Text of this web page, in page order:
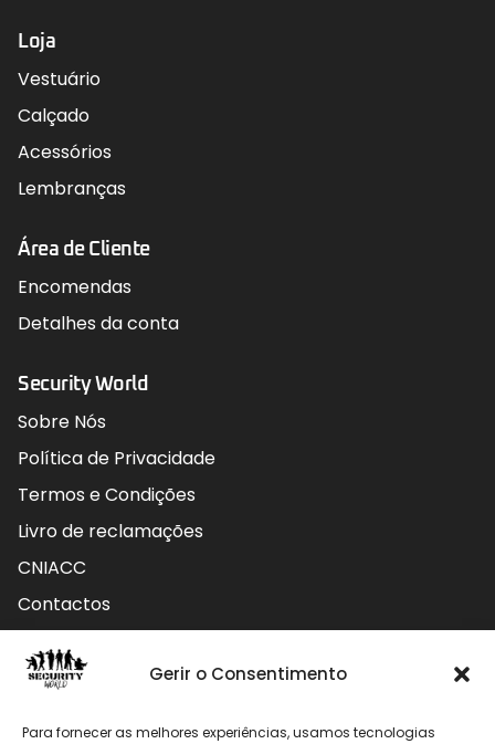
Gerir o Consentimento
Para fornecer as melhores experiências, usamos tecnologias
Loja
Vestuário
Calçado
Acessórios
Lembranças
Área de Cliente
Encomendas
Detalhes da conta
Security World
Sobre Nós
Política de Privacidade
Termos e Condições
Livro de reclamações
CNIACC
Contactos
Contactos